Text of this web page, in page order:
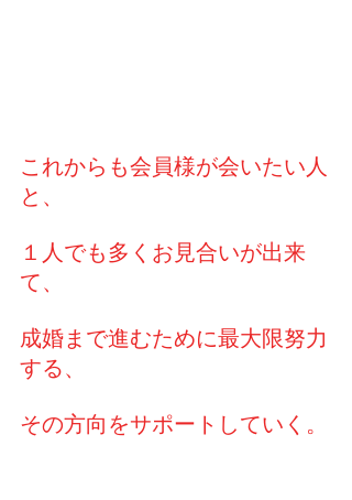
これからも会員様が会いたい人
と、
１人でも多くお見合いが出来
て、
成婚まで進むために最大限努力
する、
その方向をサポートしていく。